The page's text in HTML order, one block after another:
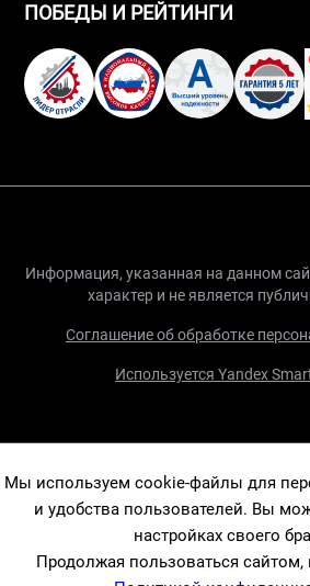
ПОБЕДЫ И РЕЙТИНГИ
Информация, указанная на данном
характер и не является
Соглашение об обработке
Используется Yandex
Мы используем cookie-файлы для
и удобства пользователей. Вы
настройках своего
Продолжая пользоваться сайтом,